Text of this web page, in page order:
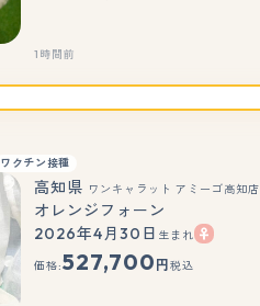
1時間前
ワクチン接種
高知県 ワンキャラット アミーゴ高知店
オレンジフォーン
2026年4月30日 生まれ
価格:527,700 円 税込